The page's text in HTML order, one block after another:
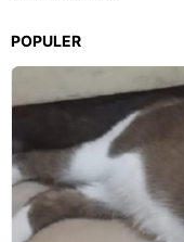
POPULER